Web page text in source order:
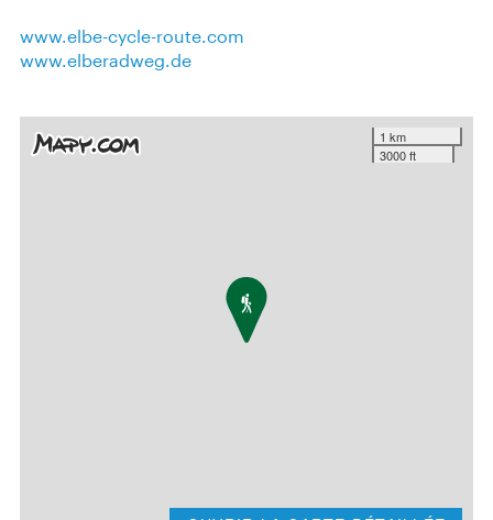
www.elbe-cycle-route.com
www.elberadweg.de
1 km
3000 ft